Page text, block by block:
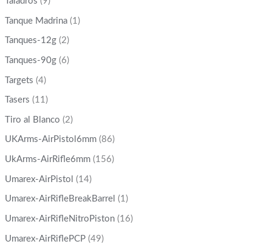
Tanque Madrina (1)
Tanques-12g (2)
Tanques-90g (6)
Targets (4)
Tasers (11)
Tiro al Blanco (2)
UKArms-AirPistol6mm (86)
UkArms-AirRifle6mm (156)
Umarex-AirPistol (14)
Umarex-AirRifleBreakBarrel (1)
Umarex-AirRifleNitroPiston (16)
Umarex-AirRiflePCP (49)